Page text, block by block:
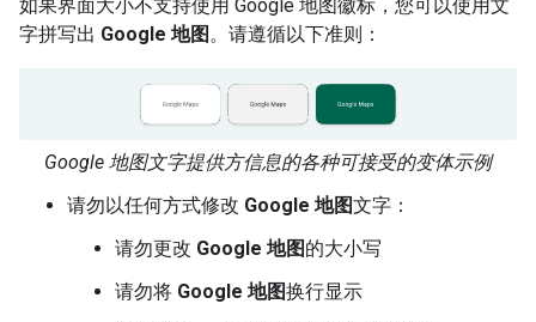
如果界面大小不支持使用 Google 地图徽标，您可以使用文
字拼写出 Google 地图。请遵循以下准则：
Google 地图文字提供方信息的各种可接受的变体示例
请勿以任何方式修改 Google 地图文字：
请勿更改 Google 地图的大小写
请勿将 Google 地图换行显示